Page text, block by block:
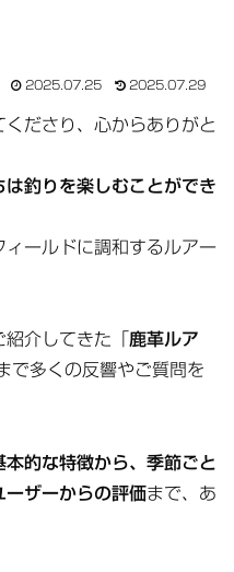
2025.07.25 2025.07.29
ださり、心からありがと
釣りを楽しむことができ
ールドに調和するルアー
介してきた「 鹿革ルア
で多くの反響やご質問を
本的な特徴から、季節ごと
ーザーからの評価まで、あ